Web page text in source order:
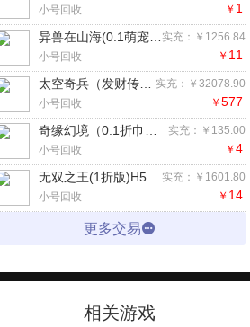
小号回收 ￥ 1
实充：￥1256.84
异兽在山海(0.1萌宠仙侠高爆版)H5
小号回收 ￥ 11
实充：￥32078.90
太空奇兵（发财传奇3.5折）手游
小号回收 ￥ 577
实充：￥135.00
奇缘幻境（0.1折巾帼不让须眉）H5
小号回收 ￥ 4
实充：￥1601.80
无双之王(1折版)H5
小号回收 ￥ 14
更多交易
相关游戏